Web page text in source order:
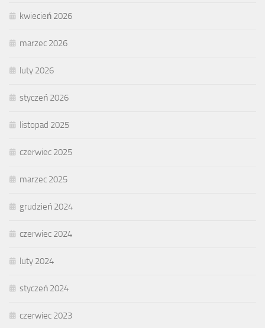
kwiecień 2026
marzec 2026
luty 2026
styczeń 2026
listopad 2025
czerwiec 2025
marzec 2025
grudzień 2024
czerwiec 2024
luty 2024
styczeń 2024
czerwiec 2023